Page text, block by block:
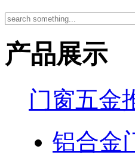
产品展示
门窗五金
铝合金